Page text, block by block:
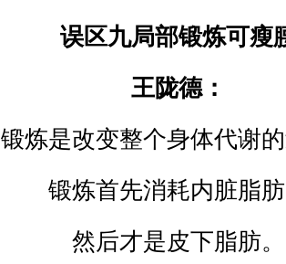
误区九局部锻炼可瘦
王陇德：
锻炼是改变整个身体代谢
锻炼首先消耗内脏脂
然后才是皮下脂肪。